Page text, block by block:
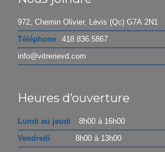
972, Chemin Olivier, Lévis (Qc) G7A 2N1
Téléphone
418 836.5867
info@vitrerievd.com
Heures d’ouverture
Lundi au jeudi
8h00 à 16h00
Vendredi
8h00 à 13h00